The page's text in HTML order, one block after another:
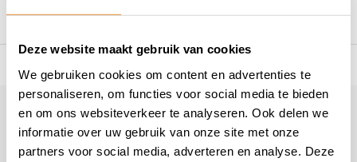
Deze website maakt gebruik van cookies
We gebruiken cookies om content en advertenties te
personaliseren, om functies voor social media te bieden
en om ons websiteverkeer te analyseren. Ook delen we
informatie over uw gebruik van onze site met onze
partners voor social media, adverteren en analyse. Deze
Klantenservice
Veelgestelde vragen